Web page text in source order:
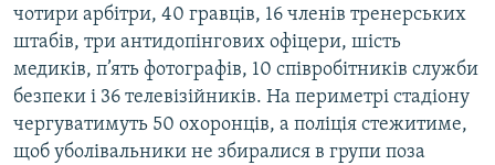
чотири арбітри, 40 гравців, 16 членів тренерських
штабів, три антидопінгових офіцери, шість
медиків, п’ять фотографів, 10 співробітників служби
безпеки і 36 телевізійників. На периметрі стадіону
чергуватимуть 50 охоронців, а поліція стежитиме,
щоб уболівальники не збиралися в групи поза